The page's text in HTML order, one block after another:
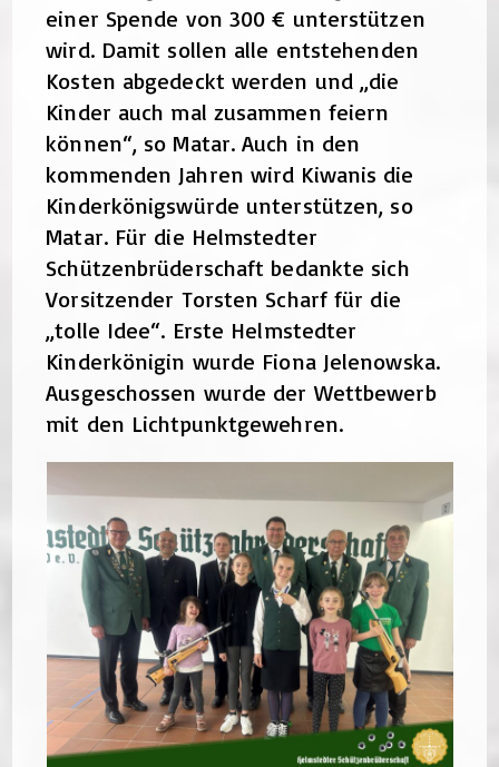
einer Spende von 300 € unterstützen
wird. Damit sollen alle entstehenden
Kosten abgedeckt werden und „die
Kinder auch mal zusammen feiern
können“, so Matar. Auch in den
kommenden Jahren wird Kiwanis die
Kinderkönigswürde unterstützen, so
Matar. Für die Helmstedter
Schützenbrüderschaft bedankte sich
Vorsitzender Torsten Scharf für die
„tolle Idee“. Erste Helmstedter
Kinderkönigin wurde Fiona Jelenowska.
Ausgeschossen wurde der Wettbewerb
mit den Lichtpunktgewehren.